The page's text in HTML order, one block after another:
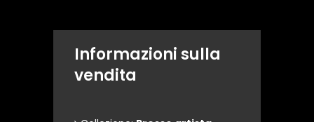
Informazioni sulla
vendita